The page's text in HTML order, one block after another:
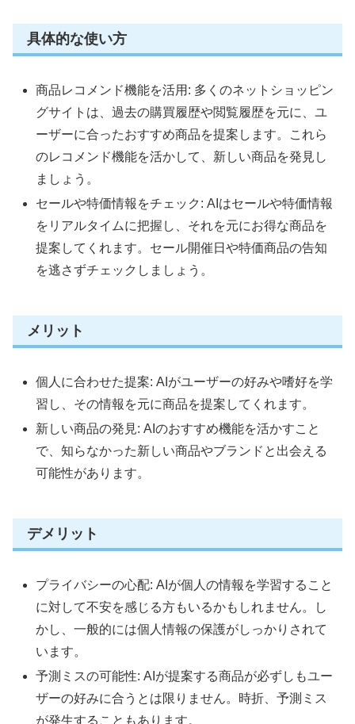
具体的な使い方
商品レコメンド機能を活用: 多くのネットショッピン
グサイトは、過去の購買履歴や閲覧履歴を元に、ユ
ーザーに合ったおすすめ商品を提案します。これら
のレコメンド機能を活かして、新しい商品を発見し
ましょう。
セールや特価情報をチェック: AIはセールや特価情報
をリアルタイムに把握し、それを元にお得な商品を
提案してくれます。セール開催日や特価商品の告知
を逃さずチェックしましょう。
メリット
個人に合わせた提案: AIがユーザーの好みや嗜好を学
習し、その情報を元に商品を提案してくれます。
新しい商品の発見: AIのおすすめ機能を活かすこと
で、知らなかった新しい商品やブランドと出会える
可能性があります。
デメリット
プライバシーの心配: AIが個人の情報を学習すること
に対して不安を感じる方もいるかもしれません。し
かし、一般的には個人情報の保護がしっかりされて
います。
予測ミスの可能性: AIが提案する商品が必ずしもユー
ザーの好みに合うとは限りません。時折、予測ミス
が発生することもあります。